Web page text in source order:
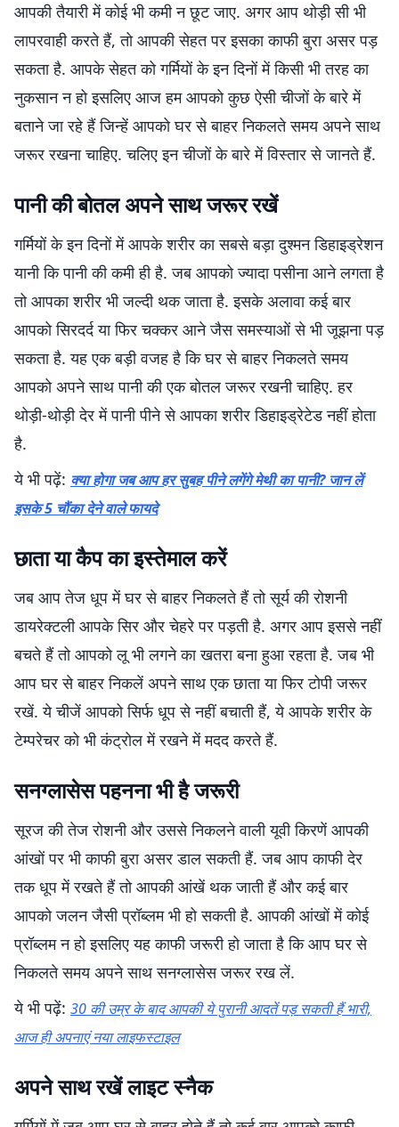
आपकी तैयारी में कोई भी कमी न छूट जाए. अगर आप थोड़ी सी भी
लापरवाही करते हैं, तो आपकी सेहत पर इसका काफी बुरा असर पड़
सकता है. आपके सेहत को गर्मियों के इन दिनों में किसी भी तरह का
नुकसान न हो इसलिए आज हम आपको कुछ ऐसी चीजों के बारे में
बताने जा रहे हैं जिन्हें आपको घर से बाहर निकलते समय अपने साथ
जरूर रखना चाहिए. चलिए इन चीजों के बारे में विस्तार से जानते हैं.
पानी की बोतल अपने साथ जरूर रखें
गर्मियों के इन दिनों में आपके शरीर का सबसे बड़ा दुश्मन डिहाइड्रेशन
यानी कि पानी की कमी ही है. जब आपको ज्यादा पसीना आने लगता है
तो आपका शरीर भी जल्दी थक जाता है. इसके अलावा कई बार
आपको सिरदर्द या फिर चक्कर आने जैस समस्याओं से भी जूझना पड़
सकता है. यह एक बड़ी वजह है कि घर से बाहर निकलते समय
आपको अपने साथ पानी की एक बोतल जरूर रखनी चाहिए. हर
थोड़ी-थोड़ी देर में पानी पीने से आपका शरीर डिहाइड्रेटेड नहीं होता
है.
ये भी पढ़ें: क्या होगा जब आप हर सुबह पीने लगेंगे मेथी का पानी? जान लें
इसके 5 चौंका देने वाले फायदे
छाता या कैप का इस्तेमाल करें
जब आप तेज धूप में घर से बाहर निकलते हैं तो सूर्य की रोशनी
डायरेक्टली आपके सिर और चेहरे पर पड़ती है. अगर आप इससे नहीं
बचते हैं तो आपको लू भी लगने का खतरा बना हुआ रहता है. जब भी
आप घर से बाहर निकलें अपने साथ एक छाता या फिर टोपी जरूर
रखें. ये चीजें आपको सिर्फ धूप से नहीं बचाती हैं, ये आपके शरीर के
टेम्परेचर को भी कंट्रोल में रखने में मदद करते हैं.
सनग्लासेस पहनना भी है जरूरी
सूरज की तेज रोशनी और उससे निकलने वाली यूवी किरणें आपकी
आंखों पर भी काफी बुरा असर डाल सकती हैं. जब आप काफी देर
तक धूप में रखते हैं तो आपकी आंखें थक जाती हैं और कई बार
आपको जलन जैसी प्रॉब्लम भी हो सकती है. आपकी आंखों में कोई
प्रॉब्लम न हो इसलिए यह काफी जरूरी हो जाता है कि आप घर से
निकलते समय अपने साथ सनग्लासेस जरूर रख लें.
ये भी पढ़ें: 30 की उम्र के बाद आपकी ये पुरानी आदतें पड़ सकती हैं भारी,
आज ही अपनाएं नया लाइफस्टाइल
अपने साथ रखें लाइट स्नैक